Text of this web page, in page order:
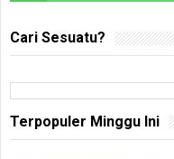
Cari Sesuatu?
Terpopuler Minggu Ini